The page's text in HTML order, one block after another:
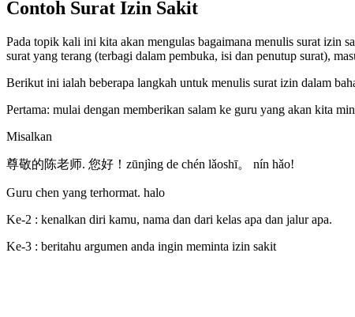
Contoh Surat Izin Sakit
Pada topik kali ini kita akan mengulas bagaimana menulis surat izin
surat yang terang (terbagi dalam pembuka, isi dan penutup surat),
Berikut ini ialah beberapa langkah untuk menulis surat izin dalam
Pertama: mulai dengan memberikan salam ke guru yang akan kita
Misalkan
尊敬的陈老师. 您好！zūnjìng de chén lǎoshī。 nín hǎo!
Guru chen yang terhormat. halo
Ke-2 : kenalkan diri kamu, nama dan dari kelas apa dan jalur apa.
Ke-3 : beritahu argumen anda ingin meminta izin sakit